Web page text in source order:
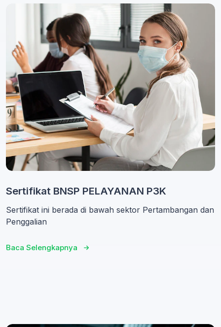
Sertifikat BNSP PELAYANAN P3K
Sertifikat ini berada di bawah sektor Pertambangan dan
Penggalian
Baca Selengkapnya